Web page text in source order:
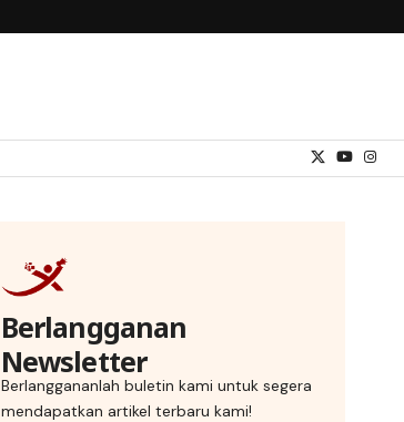
Berlangganan
Newsletter
Berlanggananlah buletin kami untuk segera
mendapatkan artikel terbaru kami!